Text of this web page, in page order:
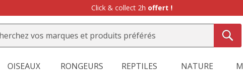
Click & collect 2h offert !
OISEAUX RONGEURS REPTILES NATURE